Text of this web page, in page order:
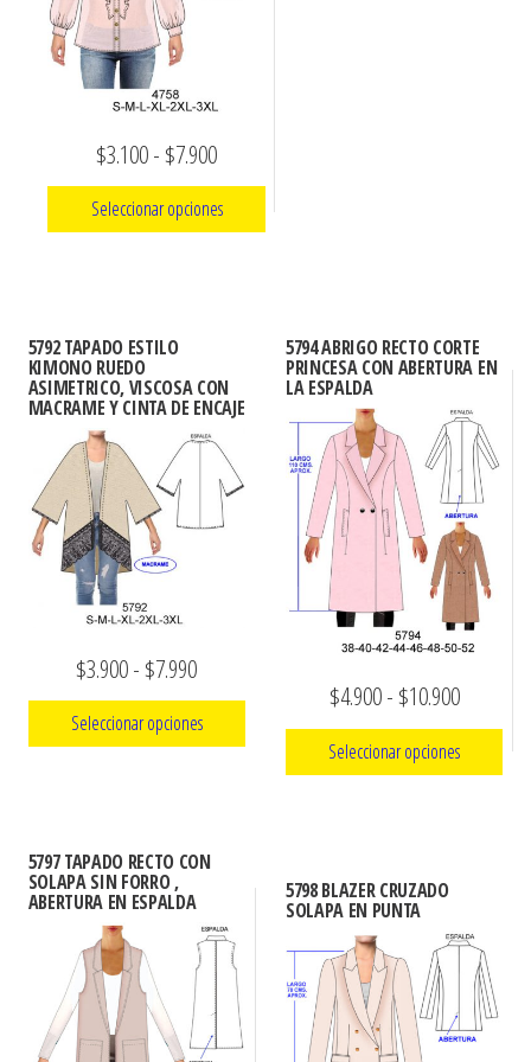
pueden
elegir
en
página
de
producto
$3.100- $7.900Rango
de
precios:
$7.900
Seleccionar opciones
variantes.
opciones
se
pueden
elegir
la
página
de
producto
5792 TAPADO ESTILO
KIMONO RUEDO
ASIMETRICO, VISCOSA CON
MACRAME Y CINTA DE ENCAJE
$3.900- $7.990Rango
de
precios:
hasta
$7.990
Seleccionar opciones
múltiples
variantes.
Las
opciones
se
pueden
5794 ABRIGO RECTO CORTE
PRINCESA CON ABERTURA EN
LA ESPALDA
$4.900- $10.900Rango
de
precios:
$10.900
Seleccionar opciones
múltiples
variantes.
Las
opciones
se
5797 TAPADO RECTO CON
SOLAPA SIN FORRO ,
ABERTURA EN ESPALDA 5798 BLAZER CRUZADO
SOLAPA EN PUNTA